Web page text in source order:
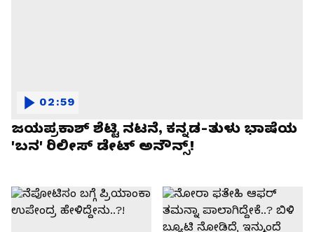
ಜಯಪ್ರಕಾಶ್ ಶೆಟ್ಟಿ ನಟನೆ, ಕನ್ನಡ-ತುಳು ಭಾಷೆಯ
'ಬನ' ರಿಲೀಸ್ ಡೇಟ್ ಅನೌನ್ಸ್!
02:59